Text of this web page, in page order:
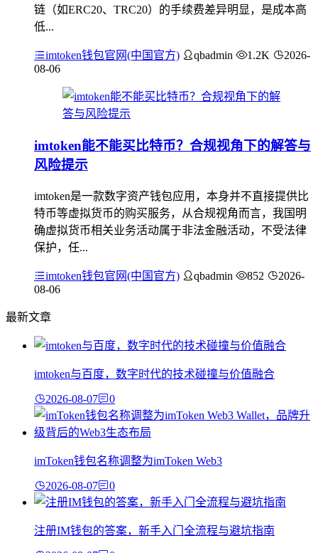
链（如ERC20、TRC20）的手续费差异明显，是成本高
低...
imtoken钱包官网(中国官方) qbadmin 1.2K
2026-
08-06
imtoken能不能买比特币？合规视角下的解答与
风险提示
imtoken是一款数字资产钱包应用，本身并不直接提供比
特币等虚拟货币的购买服务，从合规视角而言，我国明
确虚拟货币相关业务活动属于非法金融活动，不受法律
保护，任...
imtoken钱包官网(中国官方) qbadmin 852
2026-
08-06
最新文章
imtoken与百度，数字时代的技术碰撞与价值融合
2026-08-07 0
imToken钱包名称调整为imToken Web3
2026-08-07 0
注册IM钱包的答案，新手入门全流程与避坑指南